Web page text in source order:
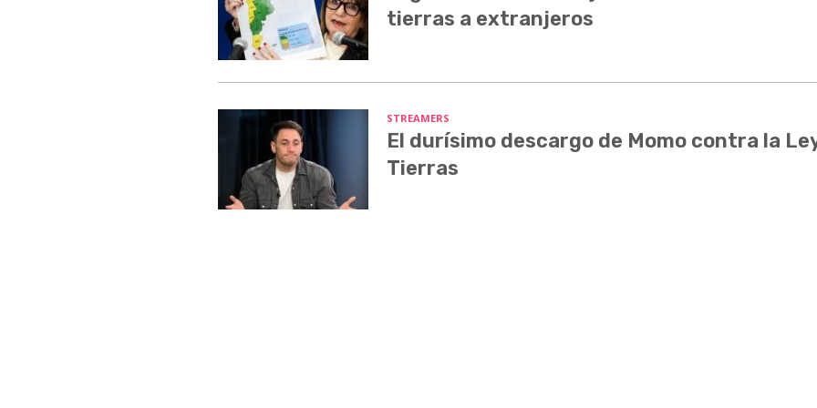
tierras a extranjeros
STREAMERS
El durísimo descargo de Momo contra la
Tierras